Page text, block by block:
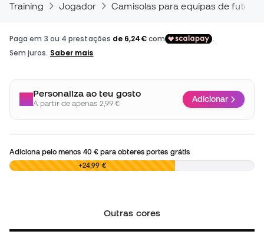
Training Jogador Camisolas para equipas de futebol
Personaliza ao teu gosto
A partir de apenas 2,99 € Adicionar
Adiciona pelo menos 40 €para obteres portes grátis
0,00 € +24,99 €
Outras cores